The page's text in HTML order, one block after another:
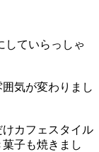
ていらっしゃ
気が変わりまし
カフェスタイル
子も焼きまし